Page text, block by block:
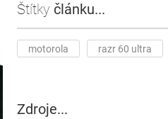
Štítky článku...
motorola razr 60 ultra
Zdroje...